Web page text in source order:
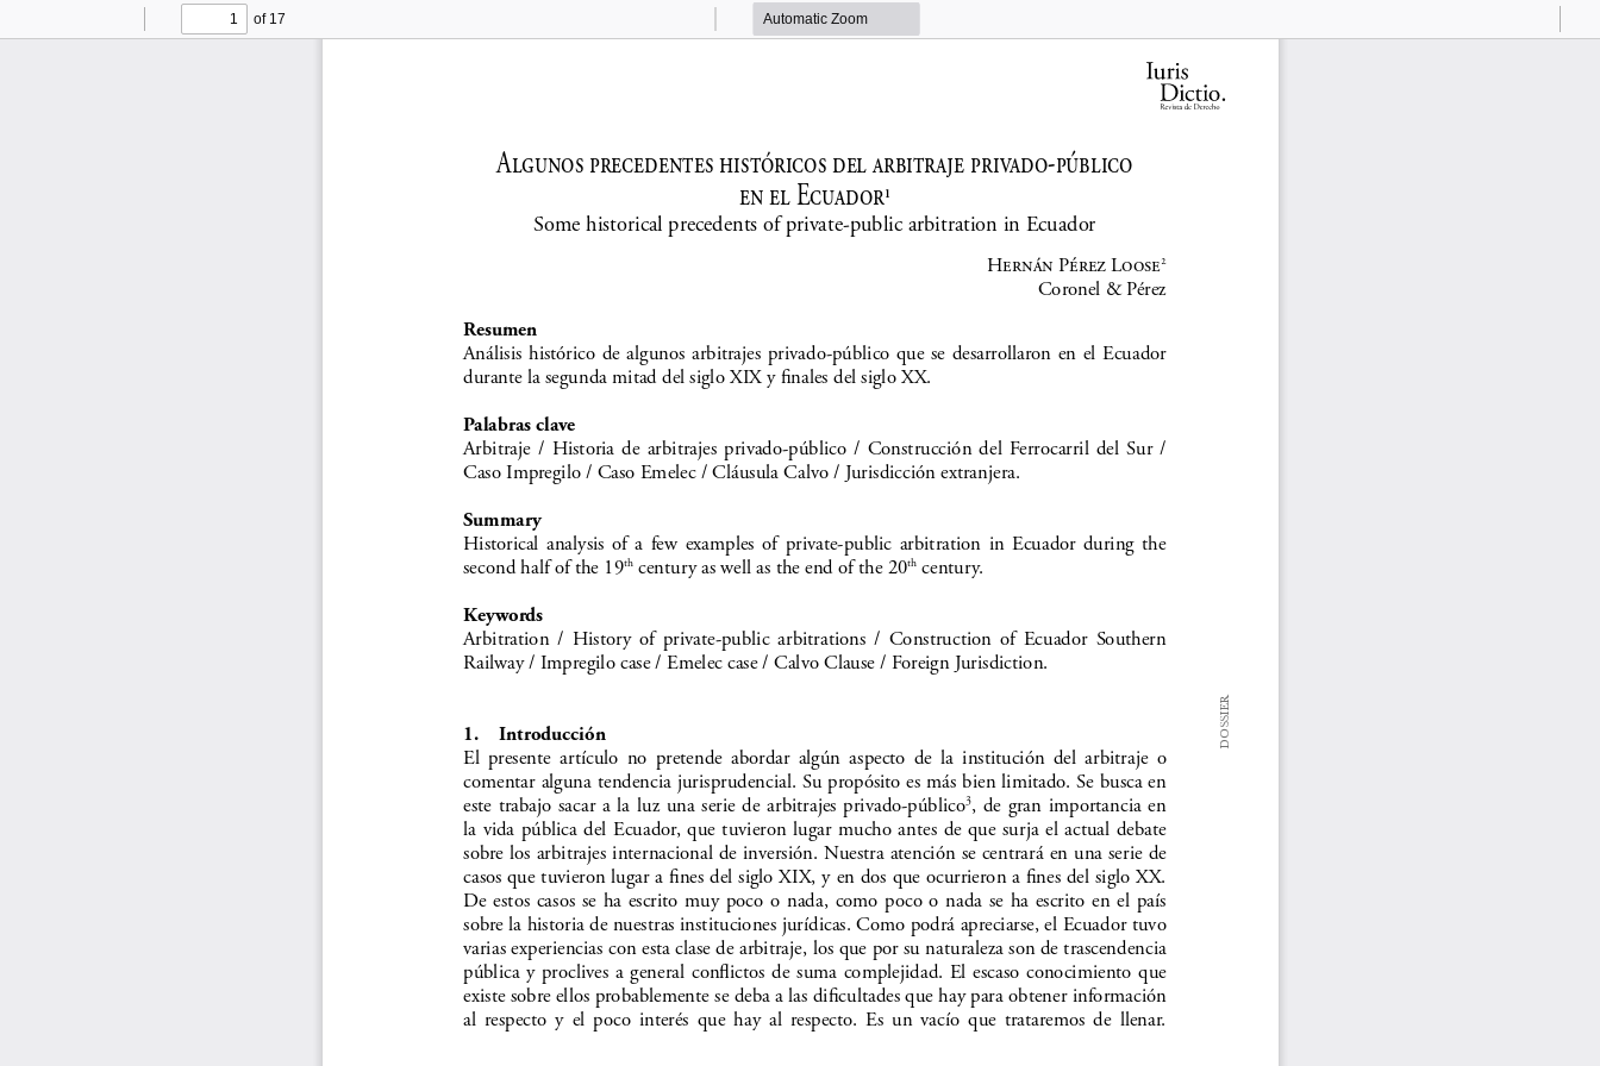
Previous
Next
of 17
Download
View
Zoom
Zoom
DOSSIER
Algunos precedentes históricos del arbitraje privado-público
en el Ecuador1
Some historical precedents of private-public arbitration in Ecuador
Hernán Pérez Loose2
Coronel & Pérez
Resumen
Análisis  histórico  de  algunos  arbitrajes  privado-público  que  se  desarrollaron  en  el  Ecuador
durante la segunda mitad del siglo XIX y finales del siglo XX.
Palabras clave
Arbitraje  /  Historia  de  arbitrajes  privado-público  /  Construcción  del  Ferrocarril  del  Sur  /
Caso Impregilo / Caso Emelec / Cláusula Calvo / Jurisdicción extranjera.
Summary
Historical  analysis  of  a  few  examples  of  private-public  arbitration  in  Ecuador during  the
second half of the 19th century as well as the end of the 20th century.
Keywords
Arbitration  /  History  of  private-public  arbitrations  /  Construction  of  Ecuador  Southern
Railway / Impregilo case / Emelec case / Calvo Clause / Foreign Jurisdiction.
1.
Introducción
El  presente  artículo  no  pretende  abordar  algún  aspecto  de  la  institución  del  arbitraje  o
comentar alguna tendencia jurisprudencial. Su propósito es más bien limitado. Se busca en
este  trabajo  sacar  a  la  luz  una  serie  de  arbitrajes  privado-público3,  de  gran  importancia  en
la  vida  pública  del  Ecuador,  que  tuvieron  lugar  mucho  antes  de  que  surja  el  actual  debate
sobre los arbitrajes internacional de inversión. Nuestra atención se centrará en una serie de
casos que tuvieron lugar a fines del siglo XIX, y en dos que ocurrieron a fines del siglo XX.
De  estos  casos  se  ha  escrito  muy  poco  o  nada,  como  poco  o  nada  se  ha  escrito  en  el  país
sobre la historia de nuestras instituciones jurídicas. Como podrá apreciarse, el Ecuador tuvo
varias experiencias con esta clase de arbitraje, los que por su naturaleza son de trascendencia
pública  y  proclives  a  general  conflictos  de  suma  complejidad.  El  escaso  conocimiento  que
existe sobre ellos probablemente se deba a las dificultades que hay para obtener información
al  respecto  y  el  poco  interés  que  hay  al  respecto.  Es  un  vacío  que  trataremos  de  llenar.